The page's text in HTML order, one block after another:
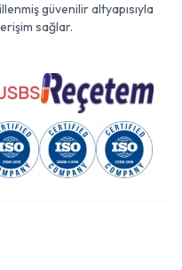
güvenilir altyapısıyla
sağlar.